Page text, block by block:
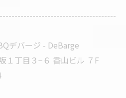
デバージ - DeBarge
１丁目３−６ 香山ビル ７F